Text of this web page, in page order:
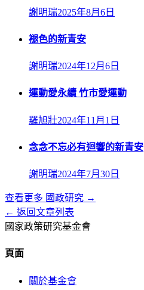
謝明瑞2025年8月6日
褪色的新青安
謝明瑞2024年12月6日
運動愛永續 竹市愛運動
羅旭壯2024年11月1日
念念不忘必有迴響的新青安
謝明瑞2024年7月30日
查看更多 國政研究 →
← 返回文章列表
國家政策研究基金會
頁面
關於基金會